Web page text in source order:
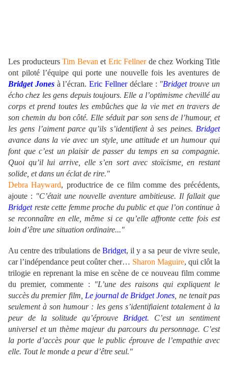
Les producteurs Tim Bevan et Eric Fellnerde chez Working Title
ont piloté l’équipe qui porte une nouvelle fois les aventures de
Bridget Jonesà l’écran.Eric Fellnerdéclare : "Bridgettrouve un
écho chez les gens depuis toujours. Elle a l’optimisme chevillé au
corps et prend toutes les embûches que la vie met en travers de
son chemin du bon côté. Elle séduit par son sens de l’humour, et
les gens l’aiment parce qu’ils s’identifient à ses peines. Bridget
avance dans la vie avec un style, une attitude et un humour qui
font que c’est un plaisir de passer du temps en sa compagnie.
Quoi qu’il lui arrive, elle s’en sort avec stoïcisme, en restant
solide, et dans un éclat de rire."
Debra Hayward, productrice de ce film comme des précédents,
ajoute : "C’était une nouvelle aventure ambitieuse. Il fallait que
Bridgetreste cette femme proche du public et que l’on continue à
se reconnaître en elle, même si ce qu’elle affronte cette fois est
loin d’être une situation ordinaire..."
Au centre des tribulations de Bridget, il y a sa peur de vivre seule,
car l’indépendance peut coûter cher… Sharon Maguire, qui clôt la
trilogie en reprenant la mise en scène de ce nouveau film comme
du premier, commente :
"L’une des raisons qui expliquent le
succès du premier film, Le journal de Bridget Jones , ne tenait pas
seulement à son humour : les gens s’identifiaient totalement à la
peur de la solitude qu’éprouve Bridget. C’est un sentiment
universel et un thème majeur du parcours du personnage. C’est
la porte d’accès pour que le public éprouve de l’empathie avec
elle. Tout le monde a peur d’être seul."